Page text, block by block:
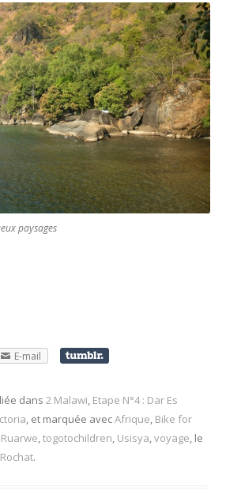
paysages
E-mail
dans 2 Malawi, Etape N°4 : Dar Es
, et marquée avecAfrique, Bike for
Ruarwe,togotochildren, Usisya,voyage, le
.